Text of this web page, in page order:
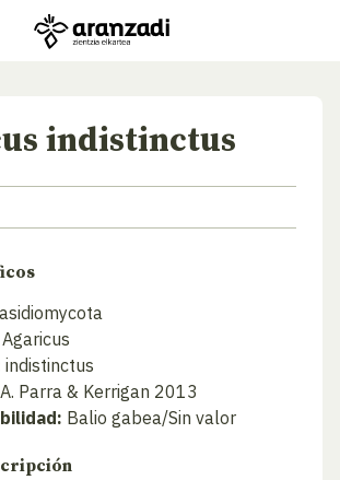
indistinctus
Agaricus
indistinctus
Parra & Kerrigan 2013
Balio gabea/Sin valor